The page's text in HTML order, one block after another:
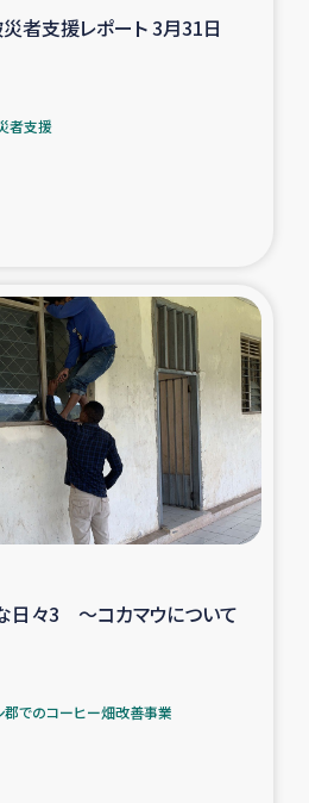
自立支援事業
の食料支援と農家生産支援
る被災住民への緊急支援
した女性グループの生計支援
生活改善による栄養改善事業
アトレード事業
民際教育
者支援レポート 3月31日
者支援
日々3 ～コカマウについて
郡でのコーヒー畑改善事業